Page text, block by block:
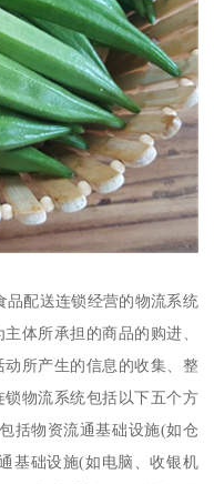
品配送连锁经营的物流系统
体所承担的商品的购进、
所产生的信息的收集、整
物流系统包括以下五个方
括物资流通基础设施(如仓
基础设施(如电脑、收银机